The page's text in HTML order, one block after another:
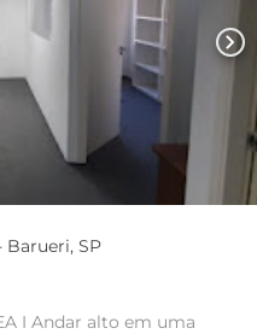
chevron_right
Barueri, SP